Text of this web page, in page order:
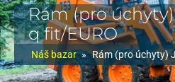
Rám (pro
q fit/EURO
Náš bazar » Rám (pro úchyty)